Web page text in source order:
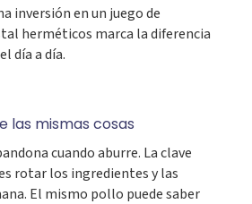
inversión en un juego de
herméticos marca la diferencia
día a día.
las mismas cosas
cuando aburre. La clave
rotar los ingredientes y las
El mismo pollo puede saber